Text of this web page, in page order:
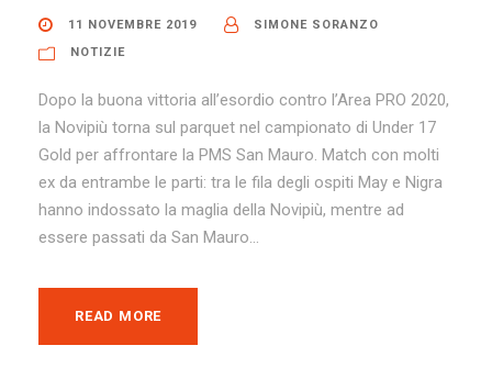
11 NOVEMBRE 2019
SIMONE SORANZO
NOTIZIE
Dopo la buona vittoria all’esordio contro l’Area PRO 2020,
la Novipiù torna sul parquet nel campionato di Under 17
Gold per affrontare la PMS San Mauro. Match con molti
ex da entrambe le parti: tra le fila degli ospiti May e Nigra
hanno indossato la maglia della Novipiù, mentre ad
essere passati da San Mauro...
READ MORE